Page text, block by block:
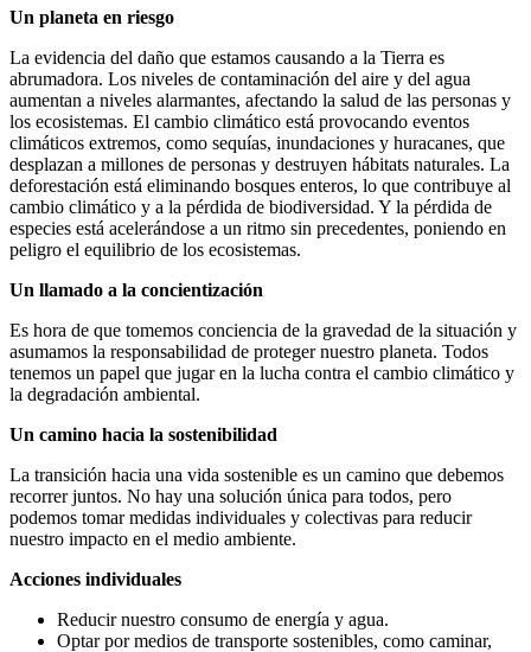
Un planeta en riesgo
La evidencia del daño que estamos causando a la Tierra es
abrumadora. Los niveles de contaminación del aire y del agua
aumentan a niveles alarmantes, afectando la salud de las personas y
los ecosistemas. El cambio climático está provocando eventos
climáticos extremos, como sequías, inundaciones y huracanes, que
desplazan a millones de personas y destruyen hábitats naturales. La
deforestación está eliminando bosques enteros, lo que contribuye al
cambio climático y a la pérdida de biodiversidad. Y la pérdida de
especies está acelerándose a un ritmo sin precedentes, poniendo en
peligro el equilibrio de los ecosistemas.
Un llamado a la concientización
Es hora de que tomemos conciencia de la gravedad de la situación y
asumamos la responsabilidad de proteger nuestro planeta. Todos
tenemos un papel que jugar en la lucha contra el cambio climático y
la degradación ambiental.
Un camino hacia la sostenibilidad
La transición hacia una vida sostenible es un camino que debemos
recorrer juntos. No hay una solución única para todos, pero
podemos tomar medidas individuales y colectivas para reducir
nuestro impacto en el medio ambiente.
Acciones individuales
Reducir nuestro consumo de energía y agua.
Optar por medios de transporte sostenibles, como caminar,